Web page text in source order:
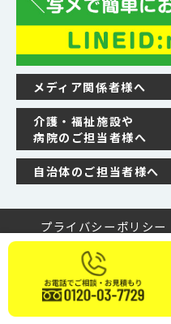
メディア関係者様へ
介護・福祉施設や
病院のご担当者様へ
自治体のご担当者様へ
プライバシーポリシー